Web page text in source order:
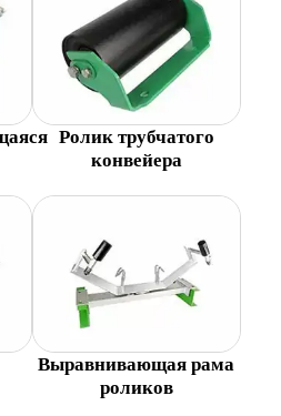
Ролик трубчатого
конвейера
Выравнивающая рама
роликов